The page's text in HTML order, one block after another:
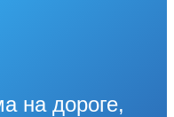
на дороге,